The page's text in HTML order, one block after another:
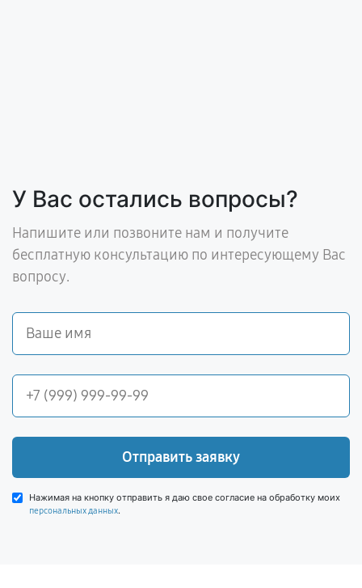
У Вас остались вопросы?
Напишите или позвоните нам и получите
бесплатную консультацию по интересующему Вас
вопросу.
Отправить заявку
Нажимая на кнопку отправить я даю свое согласие на обработку моих
персональных данных.